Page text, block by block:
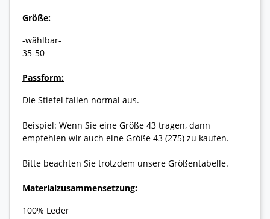
Größe:
-wählbar-
35-50
Passform:
Die Stiefel fallen normal aus.
Beispiel: Wenn Sie eine Größe 43 tragen, dann
empfehlen wir auch eine Größe 43 (275) zu kaufen.
Bitte beachten Sie trotzdem unsere Größentabelle.
Materialzusammensetzung:
100% Leder